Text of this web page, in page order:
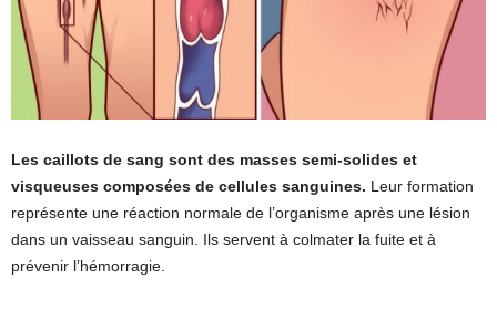
Les caillots de sang sont des masses semi-solides et
visqueuses composées de cellules sanguines. Leur formation
représente une réaction normale de l’organisme après une lésion
dans un vaisseau sanguin. Ils servent à colmater la fuite et à
prévenir l’hémorragie.